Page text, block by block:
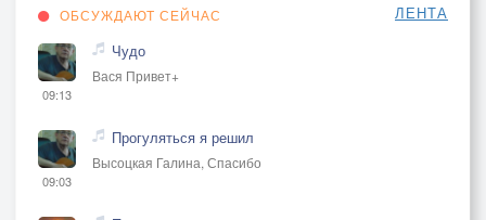
ОБСУЖДАЮТ СЕЙЧАС ЛЕНТА
09:13
Чудо
Вася Привет+
09:03
Прогуляться я решил
Высоцкая Галина, Спасибо